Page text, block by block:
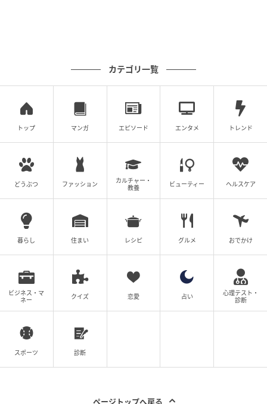
カテゴリ一覧
トップ マンガ エピソード エンタメ トレンド
どうぶつ ファッション
カルチャー・
教養
ビューティー ヘルスケア
暮らし 住まい レシピ グルメ おでかけ
ビジネス・マ
ネー
クイズ 恋愛 占い
心理テスト・
診断
スポーツ 診断
ページトップへ戻る